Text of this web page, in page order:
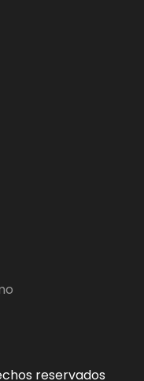
reservados